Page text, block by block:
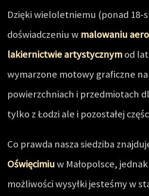
Dzięki wieloletniemu (ponad 18-
doświadczeniu w malowaniu
lakiernictwie artystycznymod
wymarzone motowy graficzne
powierzchniach i przedmiotach
tylko z Łodzi ale i pozostałej
Co prawda nasza siedziba
Oświęcimiuw Małopolsce,
możliwości wysyłki jesteśmy w